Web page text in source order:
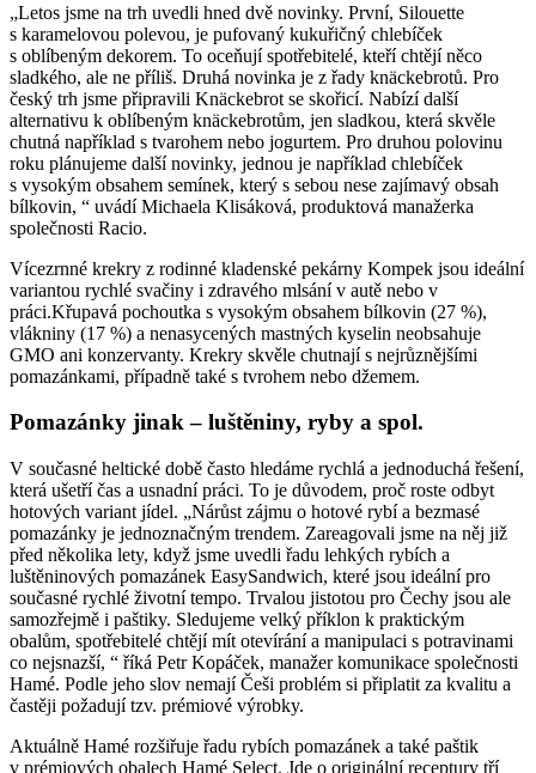
„Letos jsme na trh uvedli hned dvě novinky. První, Silouette
s karamelovou polevou, je pufovaný kukuřičný chlebíček
s oblíbeným dekorem. To oceňují spotřebitelé, kteří chtějí něco
sladkého, ale ne příliš. Druhá novinka je z řady knäckebrotů. Pro
český trh jsme připravili Knäckebrot se skořicí. Nabízí další
alternativu k oblíbeným knäckebrotům, jen sladkou, která skvěle
chutná například s tvarohem nebo jogurtem. Pro druhou polovinu
roku plánujeme další novinky, jednou je například chlebíček
s vysokým obsahem semínek, který s sebou nese zajímavý obsah
bílkovin, “ uvádí Michaela Klisáková, produktová manažerka
společnosti Racio.
Vícezrnné krekry z rodinné kladenské pekárny Kompek jsou ideální
variantou rychlé svačiny i zdravého mlsání v autě nebo v
práci.Křupavá pochoutka s vysokým obsahem bílkovin (27 %),
vlákniny (17 %) a nenasycených mastných kyselin neobsahuje
GMO ani konzervanty. Krekry skvěle chutnají s nejrůznějšími
pomazánkami, případně také s tvrohem nebo džemem.
Pomazánky jinak – luštěniny, ryby a spol.
V současné heltické době často hledáme rychlá a jednoduchá řešení,
která ušetří čas a usnadní práci. To je důvodem, proč roste odbyt
hotových variant jídel. „Nárůst zájmu o hotové rybí a bezmasé
pomazánky je jednoznačným trendem. Zareagovali jsme na něj již
před několika lety, když jsme uvedli řadu lehkých rybích a
luštěninových pomazánek EasySandwich, které jsou ideální pro
současné rychlé životní tempo. Trvalou jistotou pro Čechy jsou ale
samozřejmě i paštiky. Sledujeme velký příklon k praktickým
obalům, spotřebitelé chtějí mít otevírání a manipulaci s potravinami
co nejsnazší, “ říká Petr Kopáček, manažer komunikace společnosti
Hamé. Podle jeho slov nemají Češi problém si připlatit za kvalitu a
častěji požadují tzv. prémiové výrobky.
Aktuálně Hamé rozšiřuje řadu rybích pomazánek a také paštik
v prémiových obalech Hamé Select. Jde o originální receptury tří